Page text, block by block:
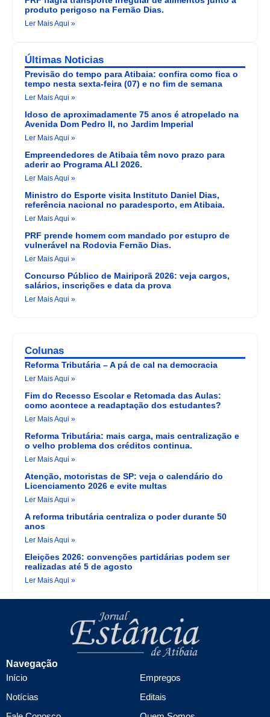
produto perigoso na Fernão Dias.
Ler Mais Aqui »
Últimas Noticias
Previsão do tempo para Atibaia: confira como fica o
tempo nesta sexta-feira (07) e no fim de semana
Ler Mais Aqui »
Idoso de aproximadamente 75 anos é atropelado na
Avenida Dom Pedro II, no Jardim Imperial
Ler Mais Aqui »
Empreendedores de Atibaia têm novo prazo para
aderir ao Programa ALI 2026.
Ler Mais Aqui »
Ministro do Esporte visita Instituto Daniel Dias,
referência nacional no paradesporto, em Atibaia.
Ler Mais Aqui »
PRF prende homem com mandado por estupro de
vulnerável na Rodovia Fernão Dias.
Ler Mais Aqui »
Concurso Público de Mairiporã 2026: veja cargos,
salários, inscrições e data da prova
Ler Mais Aqui »
Colunas
Reforma Tributária – A pá de cal na democracia
Ler Mais Aqui »
Fim do Recesso Escolar e Retomada das Aulas:
como acontece a readaptação dos estudantes?
Ler Mais Aqui »
Reforma Tributária: mais carga, mais centralização e
o velho problema dos créditos continua.
Ler Mais Aqui »
Atenção, motoristas de SP: veja o calendário do
Licenciamento 2026 e evite multas
Ler Mais Aqui »
A reforma tributária centraliza o poder durante 50
anos
Ler Mais Aqui »
Eleições 2026: convenções partidárias podem ser
realizadas até 5 de agosto
Ler Mais Aqui »
Navegação
Início
Notícias
Empregos
Editais